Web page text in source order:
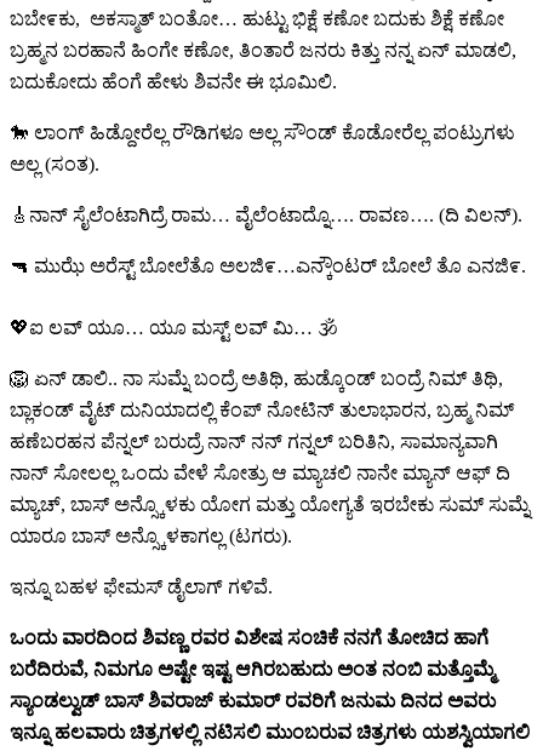
ಬಬೇ೯ಕು, ಅಕಸ್ಮಾತ್ ಬಂತೋ… ಹುಟ್ಟು ಭಿಕ್ಷೆ ಕಣೋ ಬದುಕು ಶಿಕ್ಷೆ ಕಣೋ
ಬ್ರಹ್ಮನ ಬರಹಾನೆ ಹಿಂಗೇ ಕಣೋ, ತಿಂತಾರೆ ಜನರು ಕಿತ್ತು ನನ್ನ ಏನ್ ಮಾಡಲಿ,
ಬದುಕೋದು ಹೆಂಗೆ ಹೇಳು ಶಿವನೇ ಈ ಭೂಮಿಲಿ.
🐎 ಲಾಂಗ್ ಹಿಡ್ದೋರೆಲ್ಲ ರೌಡಿಗಳೂ ಅಲ್ಲ ಸೌಂಡ್ ಕೊಡೋರೆಲ್ಲ ಪಂಟ್ರುಗಳು
ಅಲ್ಲ (ಸಂತ).
🎸ನಾನ್ ಸೈಲೆಂಟಾಗಿದ್ರೆ ರಾಮ… ವೈಲೆಂಟಾದ್ನೊ…. ರಾವಣ…. (ದಿ ವಿಲನ್).
🔫 ಮುಝೆ ಅರೆಸ್ಟ್ ಬೋಲೆತೊ ಅಲಜಿ೯…ಎನ್ಕೌಂಟರ್ ಬೋಲೆ ತೊ ಎನಜಿ೯.
💖ಐ ಲವ್ ಯೂ… ಯೂ ಮಸ್ಟ್ ಲವ್ ಮಿ… 🕉
🦁 ಏನ್ ಡಾಲಿ.. ನಾ ಸುಮ್ನೆ ಬಂದ್ರೆ ಅತಿಥಿ, ಹುಡ್ಕೊಂಡ್ ಬಂದ್ರೆ ನಿಮ್ ತಿಥಿ,
ಬ್ಲಾಕಂಡ್ ವೈಟ್ ದುನಿಯಾದಲ್ಲಿ ಕೆಂಪ್ ನೋಟಿನ್ ತುಲಾಭಾರನ, ಬ್ರಹ್ಮ ನಿಮ್
ಹಣೆಬರಹನ ಪೆನ್ನಲ್ ಬರುದ್ರೆ ನಾನ್ ನನ್ ಗನ್ನಲ್ ಬರಿತಿನಿ, ಸಾಮಾನ್ಯವಾಗಿ
ನಾನ್ ಸೋಲಲ್ಲ ಒಂದು ವೇಳೆ ಸೋತ್ರು ಆ ಮ್ಯಾಚಲಿ ನಾನೇ ಮ್ಯಾನ್ ಆಫ್ ದಿ
ಮ್ಯಾಚ್, ಬಾಸ್ ಅನ್ಸ್ಕೊಳಕು ಯೋಗ ಮತ್ತು ಯೋಗ್ಯತೆ ಇರಬೇಕು ಸುಮ್ ಸುಮ್ನೆ
ಯಾರೂ ಬಾಸ್ ಅನ್ಸ್ಕೊಳಕಾಗಲ್ಲ (ಟಗರು).
ಇನ್ನೂ ಬಹಳ ಫೇಮಸ್ ಡೈಲಾಗ್ ಗಳಿವೆ.
ಒಂದು ವಾರದಿಂದ ಶಿವಣ್ಣ ರವರ ವಿಶೇಷ ಸಂಚಿಕೆ ನನಗೆ ತೋಚಿದ ಹಾಗೆ
ಬರೆದಿರುವೆ, ನಿಮಗೂ ಅಷ್ಟೇ ಇಷ್ಟ ಆಗಿರಬಹುದು ಅಂತ ನಂಬಿ ಮತ್ತೊಮ್ಮೆ
ಸ್ಯಾಂಡಲ್ವುಡ್ ಬಾಸ್ ಶಿವರಾಜ್ ಕುಮಾರ್ ರವರಿಗೆ ಜನುಮ ದಿನದ ಅವರು
ಇನ್ನೂ ಹಲವಾರು ಚಿತ್ರಗಳಲ್ಲಿ ನಟಿಸಲಿ ಮುಂಬರುವ ಚಿತ್ರಗಳು ಯಶಸ್ವಿಯಾಗಲಿ